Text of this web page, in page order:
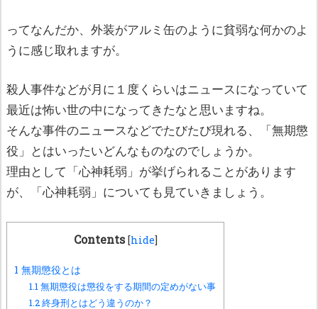
ってなんだか、外装がアルミ缶のように貧弱な何かのよ
うに感じ取れますが。
殺人事件などが月に１度くらいはニュースになっていて
最近は怖い世の中になってきたなと思いますね。
そんな事件のニュースなどでたびたび現れる、「無期懲
役」とはいったいどんなものなのでしょうか。
理由として「心神耗弱」が挙げられることがあります
が、「心神耗弱」についても見ていきましょう。
Contents [hide]
1 無期懲役とは
1.1 無期懲役は懲役をする期間の定めがない事
1.2終身刑とはどう違うのか？